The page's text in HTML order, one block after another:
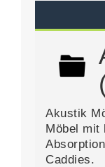
Akustik
Möbel mit
Caddies.